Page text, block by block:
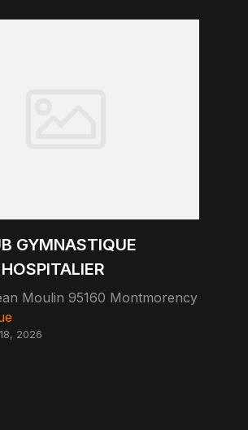
GYMNASTIQUE
Moulin 95160 Montmorency
2026